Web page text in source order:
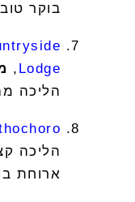
בוקר
Lodge
,
הליכה
הליכה
ארוחת